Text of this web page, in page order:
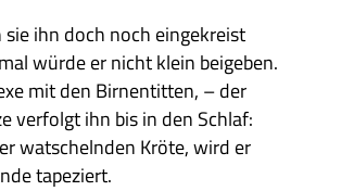
ihn doch noch ein­ge­kreist
würde er nicht klein bei­geben.
mit den Bir­nen­tit­ten, – der
ver­folgt ihn bis in den Schlaf:
wat­scheln­den Kröte, wird er
tapeziert.